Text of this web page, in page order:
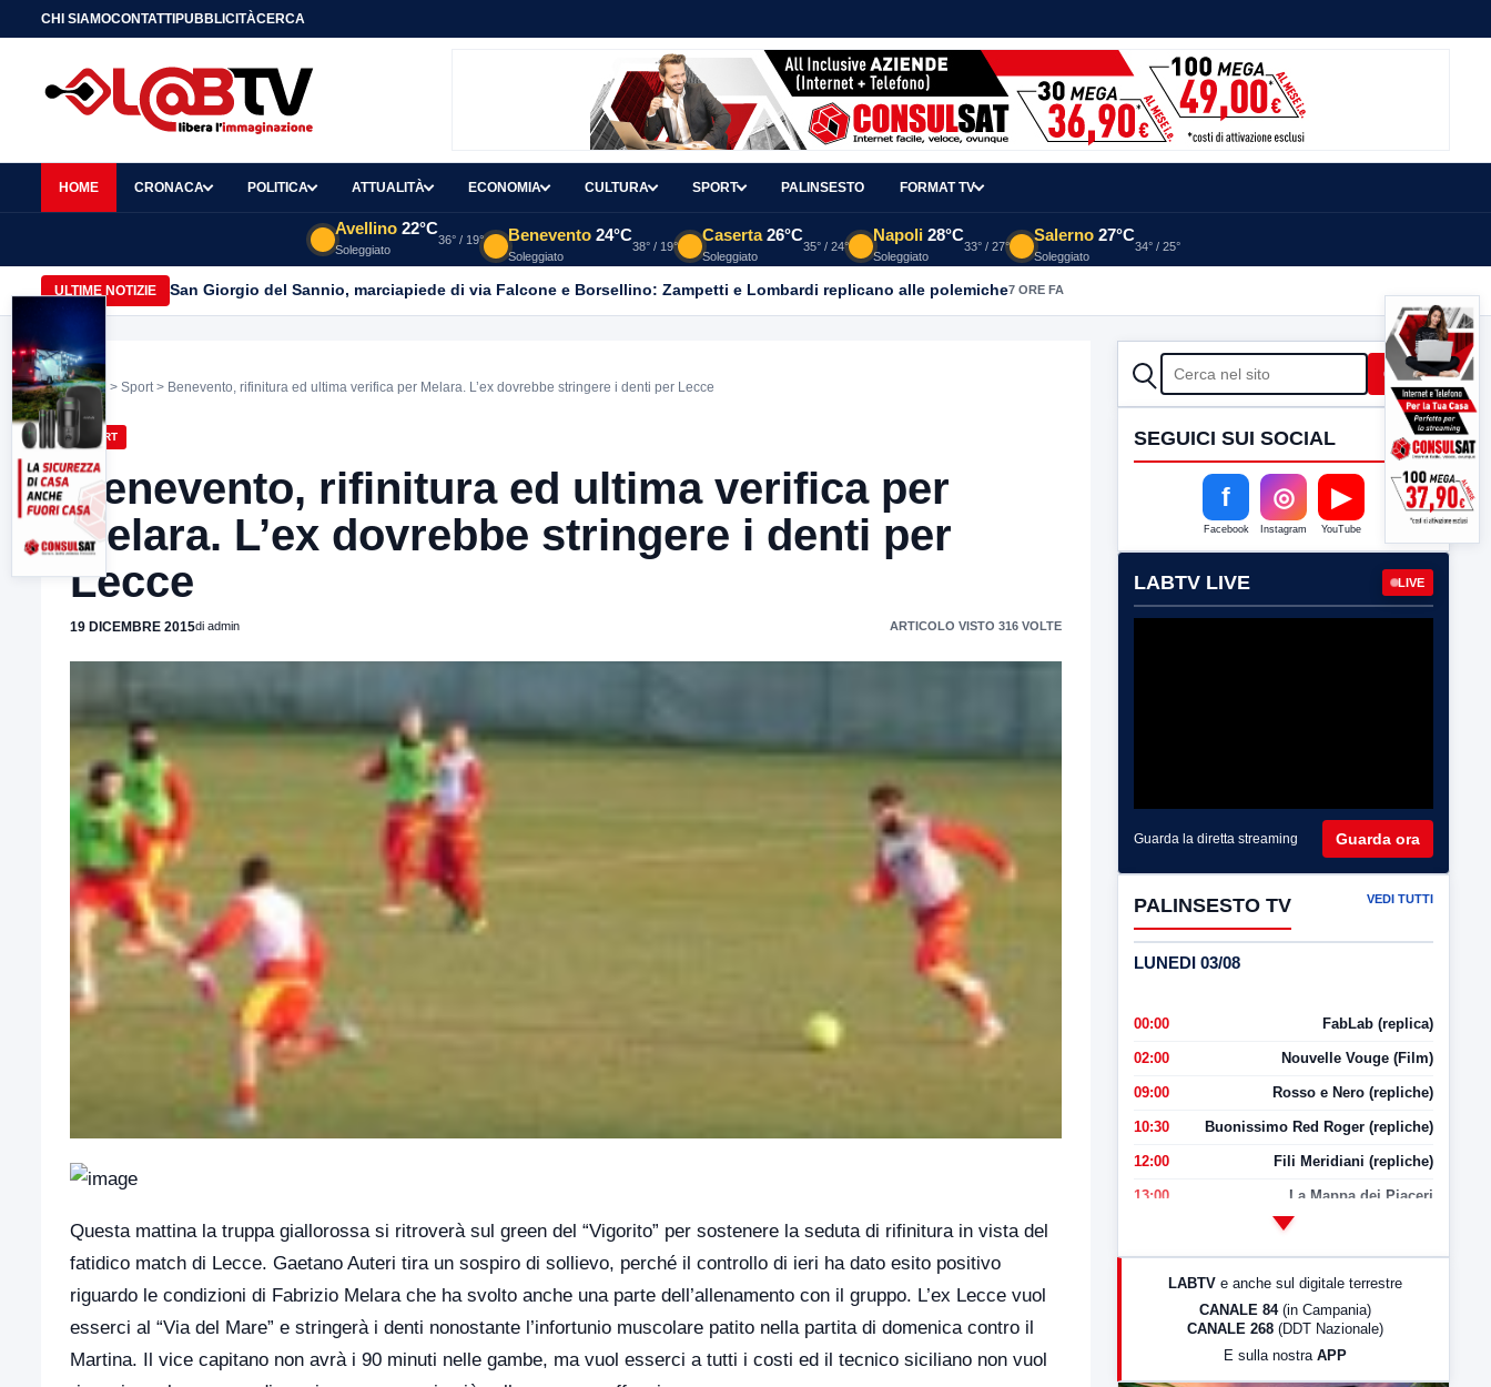
CHI SIAMOCONTATTIPUBBLICITÀCERCA
HOME CRONACA POLITICA ATTUALITÀ ECONOMIA CULTURA SPORT PALINSESTO FORMAT TV
Avellino 22°C
Soleggiato
36° / 19° Benevento 24°C
Soleggiato
38° / 19°
Caserta 26°C
Soleggiato
35° / 24°
Napoli 28°C
Soleggiato
33° / 27°
Salerno 27°C
Soleggiato
34° / 25°
ULTIME NOTIZIE San Giorgio del Sannio, marciapiede di via Falcone e Borsellino: Zampetti e Lombardi replicano alle polemiche7 ORE FA
Home > Sport> Benevento, rifinitura ed ultima verifica per Melara. L’ex dovrebbe stringere i denti per Lecce
SPORT
Benevento, rifinitura ed ultima verifica per
Melara. L’ex dovrebbe stringere i denti per
Lecce
19 DICEMBRE 2015di admin ARTICOLO VISTO 316 VOLTE
Questa mattina la truppa giallorossa si ritroverà sul green del “Vigorito” per sostenere la seduta di rifinitura in vista del
fatidico match di Lecce. Gaetano Auteri tira un sospiro di sollievo, perché il controllo di ieri ha dato esito positivo
riguardo le condizioni di Fabrizio Melara che ha svolto anche una parte dell’allenamento con il gruppo. L’ex Lecce vuol
esserci al “Via del Mare” e stringerà i denti nonostante l’infortunio muscolare patito nella partita di domenica contro il
Martina. Il vice capitano non avrà i 90 minuti nelle gambe, ma vuol esserci a tutti i costi ed il tecnico siciliano non vuol
CERCA Cerca
SEGUICI SUI SOCIAL
f
Facebook
◎
Instagram
▶
YouTube
LABTV LIVE LIVE
Guarda la diretta streaming Guarda ora
PALINSESTO TV VEDI TUTTI
LUNEDI 03/08
00:00 FabLab (replica)
02:00 Nouvelle Vouge (Film)
09:00 Rosso e Nero (repliche)
10:30 Buonissimo Red Roger (repliche)
12:00 Fili Meridiani (repliche)
13:00 La Mappa dei Piaceri
LabNews (Diretta)
LABTV e anche sul digitale terrestre
CANALE 84 (in Campania)
CANALE 268 (DDT Nazionale)
E sulla nostra APP